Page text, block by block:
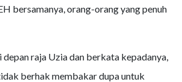
bersamanya, orang-orang yang penuh
raja Uzia dan berkata kepadanya,
berhak membakar dupa untuk